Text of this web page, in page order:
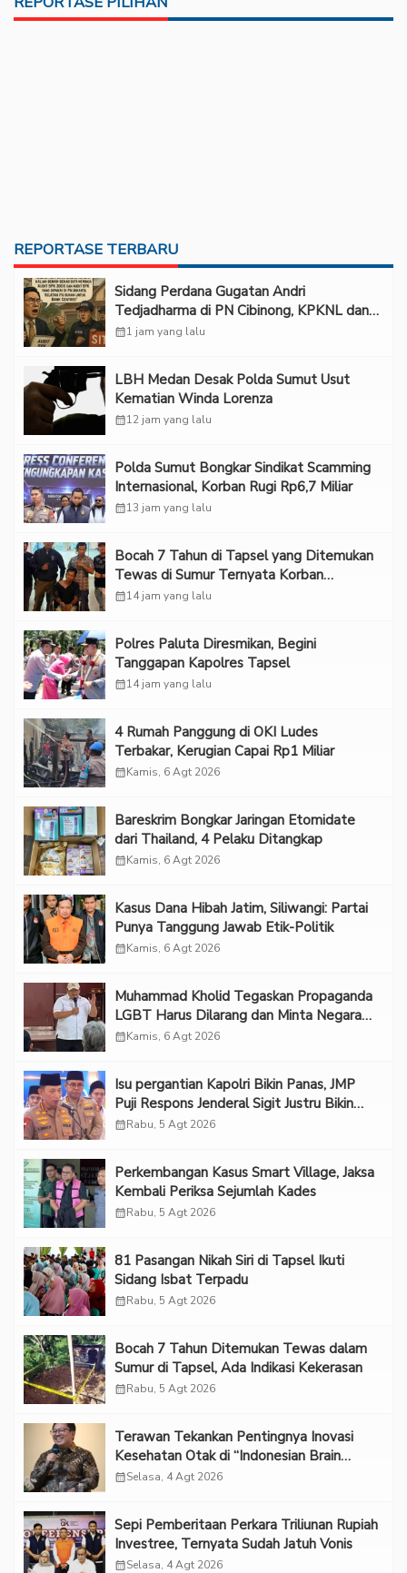
REPORTASE TERBARU
Sidang Perdana Gugatan Andri
Tedjadharma di PN Cibinong, KPKNL dan
PUPN Mangkir
calendar_month1 jam yang lalu
LBH Medan Desak Polda Sumut Usut
Kematian Winda Lorenza
calendar_month12 jam yang lalu
Polda Sumut Bongkar Sindikat Scamming
Internasional, Korban Rugi Rp6,7 Miliar
calendar_month13 jam yang lalu
Bocah 7 Tahun di Tapsel yang Ditemukan
Tewas di Sumur Ternyata Korban
Kekerasan Seksual
calendar_month14 jam yang lalu
Polres Paluta Diresmikan, Begini
Tanggapan Kapolres Tapsel
calendar_month14 jam yang lalu
‎4 Rumah Panggung di OKI Ludes
Terbakar, Kerugian Capai Rp1 Miliar
calendar_monthKamis, 6 Agt 2026
Bareskrim Bongkar Jaringan Etomidate
dari Thailand, 4 Pelaku Ditangkap
calendar_monthKamis, 6 Agt 2026
Kasus Dana Hibah Jatim, Siliwangi: Partai
Punya Tanggung Jawab Etik-Politik
calendar_monthKamis, 6 Agt 2026
Muhammad Kholid Tegaskan Propaganda
LGBT Harus Dilarang dan Minta Negara
Melindungi Korban
calendar_monthKamis, 6 Agt 2026
Isu pergantian Kapolri Bikin Panas, JMP
Puji Respons Jenderal Sigit Justru Bikin
“Adem”
calendar_monthRabu, 5 Agt 2026
Perkembangan Kasus Smart Village, Jaksa
Kembali Periksa Sejumlah Kades
calendar_monthRabu, 5 Agt 2026
81 Pasangan Nikah Siri di Tapsel Ikuti
Sidang Isbat Terpadu
calendar_monthRabu, 5 Agt 2026
Bocah 7 Tahun Ditemukan Tewas dalam
Sumur di Tapsel, Ada Indikasi Kekerasan
calendar_monthRabu, 5 Agt 2026
Terawan Tekankan Pentingnya Inovasi
Kesehatan Otak di “Indonesian Brain
Forum 2026 UPN Veteran Jakarta”
calendar_monthSelasa, 4 Agt 2026
Sepi Pemberitaan Perkara Triliunan Rupiah
Investree, Ternyata Sudah Jatuh Vonis
calendar_monthSelasa, 4 Agt 2026